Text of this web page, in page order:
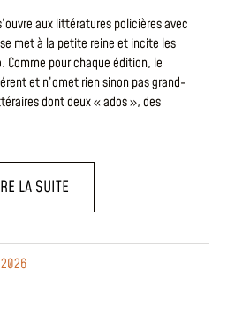
aux littératures policières avec
met à la petite reine et incite les
Comme pour chaque édition, le
et n’omet rien sinon pas grand-
dont deux « ados », des
LA SUITE
2026